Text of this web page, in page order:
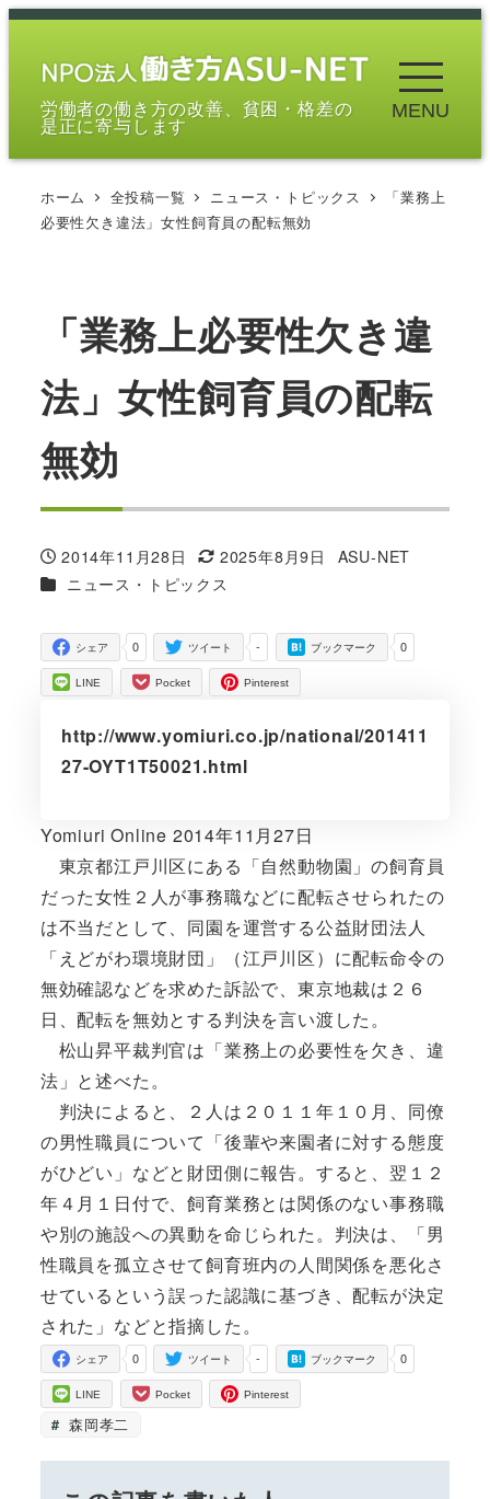
メ
労働者の働き方の改善、貧困・格差の
是正に寄与します
MENU
ホーム 全投稿一覧 ニュース・トピックス
「業務上
必要性欠き違法」女性飼育員の配転無効
「業務上必要性欠き違
法」女性飼育員の配転
無効
投稿日
2014年11月28日
更新日
2025年8月9日
著
ASU-NET
カテゴリー
ニュース・トピックス
0
シェア -
ツイート 0
ブックマーク
LINE Pocket Pinterest
http://www.yomiuri.co.jp/national/201411
27-OYT1T50021.html
Yomiuri Online 2014年11月27日
東京都江戸川区にある「自然動物園」の飼育員
だった女性２人が事務職などに配転させられたの
は不当だとして、同園を運営する公益財団法人
「えどがわ環境財団」（江戸川区）に配転命令の
無効確認などを求めた訴訟で、東京地裁は２６
日、配転を無効とする判決を言い渡した。
松山昇平裁判官は「業務上の必要性を欠き、違
法」と述べた。
判決によると、２人は２０１１年１０月、同僚
の男性職員について「後輩や来園者に対する態度
がひどい」などと財団側に報告。すると、翌１２
年４月１日付で、飼育業務とは関係のない事務職
や別の施設への異動を命じられた。判決は、「男
性職員を孤立させて飼育班内の人間関係を悪化さ
せているという誤った認識に基づき、配転が決定
された」などと指摘した。
0
シェア -
ツイート 0
ブックマーク
LINE Pocket Pinterest
森岡孝二